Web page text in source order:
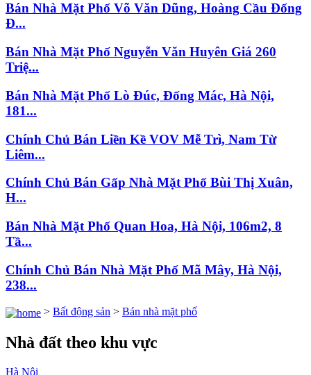
Bán Nhà Mặt Phố Võ Văn Dũng, Hoàng Cầu Đống
Đ...
Bán Nhà Mặt Phố Nguyễn Văn Huyên Giá 260
Triệ...
Bán Nhà Mặt Phố Lò Đúc, Đống Mác, Hà Nội,
181...
Chính Chủ Bán Liền Kề VOV Mễ Trì, Nam Từ
Liêm...
Chính Chủ Bán Gấp Nhà Mặt Phố Bùi Thị Xuân,
H...
Bán Nhà Mặt Phố Quan Hoa, Hà Nội, 106m2, 8
Tầ...
Chính Chủ Bán Nhà Mặt Phố Mã Mây, Hà Nội,
238...
> Bất động sản > Bán nhà mặt phố
Nhà đất theo khu vực
Hà Nội